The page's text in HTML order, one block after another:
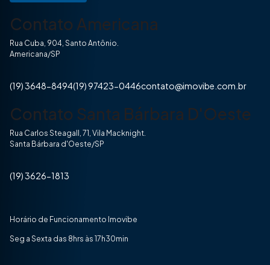
Contato Americana
Rua Cuba, 904, Santo Antônio.
Americana/SP
(19) 3648-8494(19) 97423-0446contato@imovibe.com.br
Contato Santa Bárbara D'Oeste
Rua Carlos Steagall, 71, Vila Macknight.
Santa Bárbara d'Oeste/SP
(19) 3626-1813
Horário de Funcionamento Imovibe
Seg a Sexta das 8hrs às 17h30min